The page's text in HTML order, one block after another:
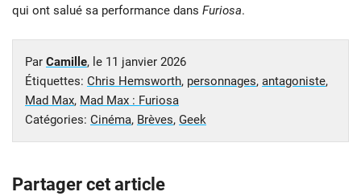
qui ont salué sa performance dans Furiosa.
Par Camille, le 11 janvier 2026
Étiquettes: Chris Hemsworth, personnages, antagoniste,
Mad Max, Mad Max : Furiosa
Catégories: Cinéma, Brèves, Geek
Partager cet article